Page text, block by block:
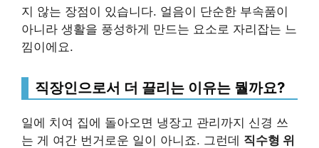
지 않는 장점이 있습니다. 얼음이 단순한 부속품이
아니라 생활을 풍성하게 만드는 요소로 자리잡는 느
낌이에요.
직장인으로서 더 끌리는 이유는 뭘까요?
일에 치여 집에 돌아오면 냉장고 관리까지 신경 쓰
는 게 여간 번거로운 일이 아니죠. 그런데 직수형 위